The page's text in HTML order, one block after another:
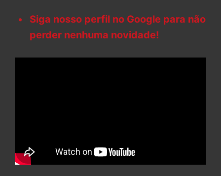
Siga nosso perfil no Google para não
perder nenhuma novidade!